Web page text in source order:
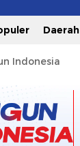
Daerah
Indonesia